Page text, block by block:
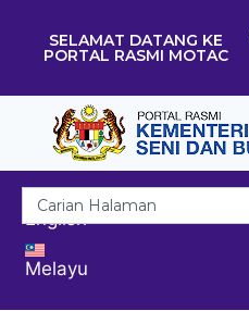
SELAMAT DATANG KE
PORTAL RASMI MOTAC
English
Melayu